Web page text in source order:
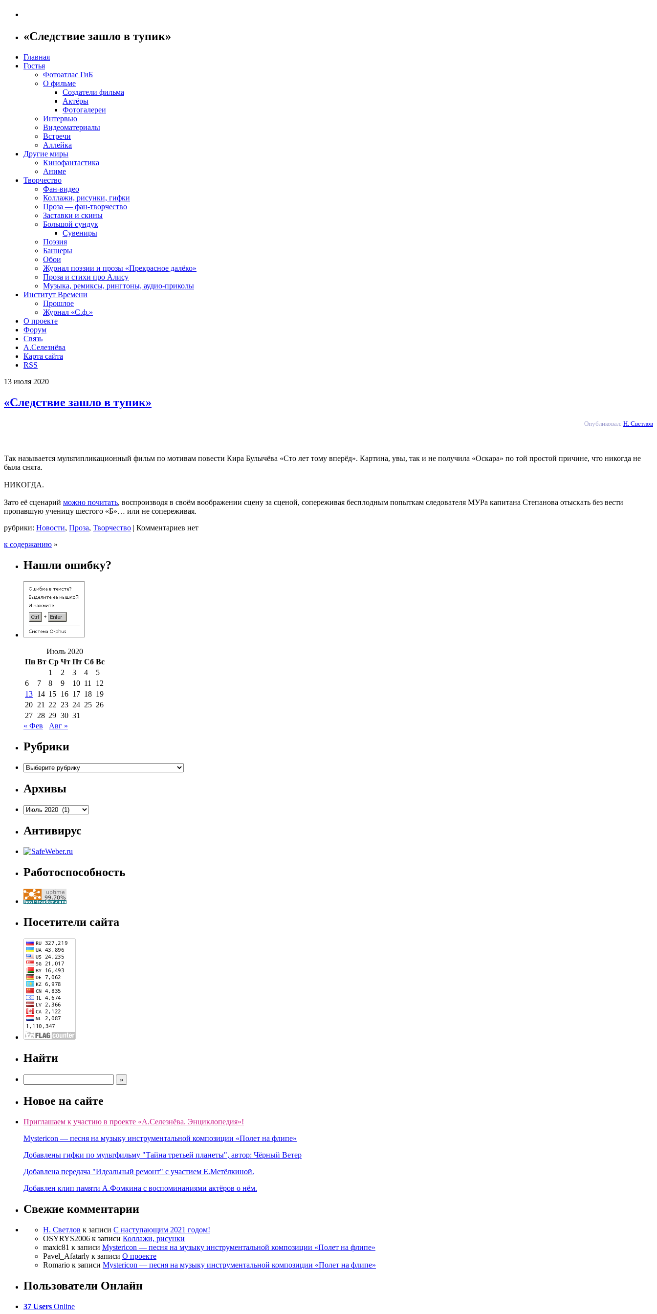
«Следствие зашло в тупик»
Главная
Гостья
Фотоатлас ГиБ
О фильме
Создатели фильма
Актёры
Фотогалереи
Интервью
Видеоматериалы
Встречи
Аллейка
Другие миры
Кинофантастика
Аниме
Творчество
Фан-видео
Коллажи, рисунки, гифки
Проза — фан-творчество
Заставки и скины
Большой сундук
Сувениры
Поэзия
Баннеры
Обои
Журнал поэзии и прозы «Прекрасное далёко»
Проза и стихи про Алису
Музыка, ремиксы, рингтоны, аудио-приколы
Институт Времени
Прошлое
Журнал «С.ф.»
О проекте
Форум
Связь
А.Селезнёва
Карта сайта
RSS
13 июля 2020
«Следствие зашло в тупик»
Опубликовал: Н. Светлов
Так называется мультипликационный фильм по мотивам повести Кира Булычёва «Сто лет тому вперёд». Картина, увы, так и не получила «Оскара» по той простой причине, что никогда не
была снята.
НИКОГДА.
Зато её сценарий можно почитать, воспроизводя в своём воображении сцену за сценой, сопереживая бесплодным попыткам следователя МУРа капитана Степанова отыскать без вести
пропавшую ученицу шестого «Б»… или не сопереживая.
рубрики: Новости, Проза, Творчество | Комментариев нет
к содержанию »
Нашли ошибку?
Июль 2020
Пн Вт Ср Чт Пт Сб Вс
1
2 3 4
5
6
7 8 9 10 11
12
13 14 15 16 17 18 19
20 21 22 23 24 25 26
27 28 29 30 31
« Фев
Авг »
Рубрики
Рубрики
Архивы
Архивы
Антивирус
Работоспособность
Посетители сайта
Найти
Новое на сайте
Приглашаем к участию в проекте «А.Селезнёва. Энциклопедия»!
Mystericon — песня на музыку инструментальной композиции «Полет на флипе»
Добавлены гифки по мультфильму "Тайна третьей планеты", автор: Чёрный Ветер
Добавлена передача "Идеальный ремонт" с участием Е.Метёлкиной.
Добавлен клип памяти А.Фомкина с воспоминаниями актёров о нём.
Свежие комментарии
Н. Светлов к записи C наступающим 2021 годом!
OSYRYS2006 к записи Коллажи, рисунки
maxic81 к записи Mystericon — песня на музыку инструментальной композиции «Полет на флипе»
Pavel_Afatarly к записи О проекте
Romario к записи Mystericon — песня на музыку инструментальной композиции «Полет на флипе»
Пользователи Онлайн
37 Users Online